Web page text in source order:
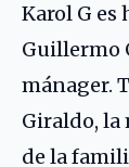
Karol G es
Guillermo
mánager.
Giraldo, la
de la